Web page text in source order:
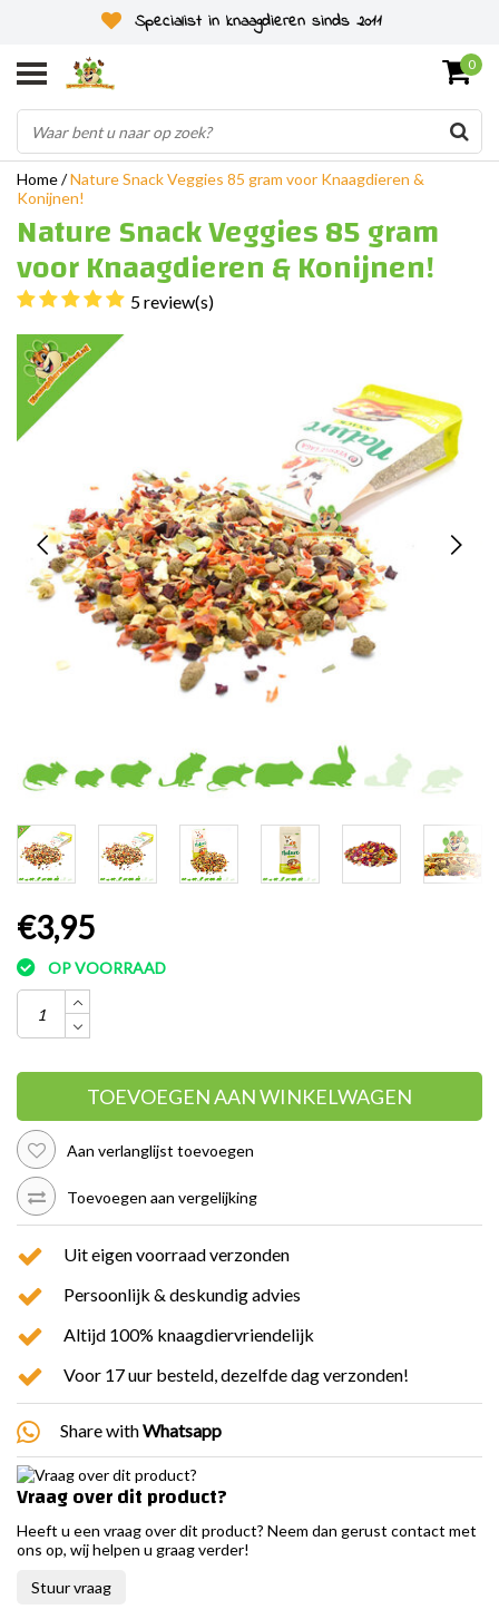
Specialist in knaagdieren sinds 2011
0
Home/Nature Snack Veggies 85 gram voor Knaagdieren &
Konijnen!
Nature Snack Veggies 85 gram
voor Knaagdieren & Konijnen!
5 review(s)
€3,95
OP VOORRAAD
TOEVOEGEN AAN WINKELWAGEN
Aan verlanglijst toevoegen
Toevoegen aan vergelijking
Uit eigen voorraad verzonden
Persoonlijk & deskundig advies
Altijd 100% knaagdiervriendelijk
Voor 17 uur besteld, dezelfde dag verzonden!
Share withWhatsapp
Vraag over dit product?
Heeft u een vraag over dit product? Neem dan gerust contact met
ons op, wij helpen u graag verder!
Stuur vraag